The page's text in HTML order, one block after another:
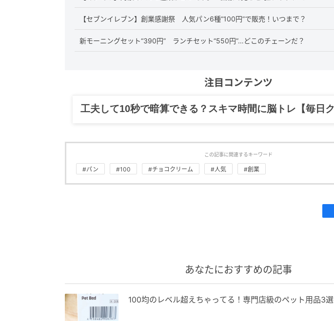
【セブンイレブン】創業感謝祭 人気パン6種“100円”で販売！いつまで？
新モーニングセット“390円” ランチセット“550円”…どこのチェーンだ？
注目コンテンツ
グルメ、ギャグ、子育て、旅行記……全部、読めます。
この記事に関連するキーワード
#パン #100 #チョコクリーム #人気 #創業
あなたにおすすめの記事
100均のレベル超えちゃってる！専門店級のペット用品3選